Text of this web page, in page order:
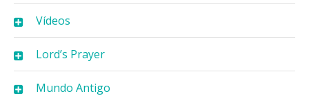
Vídeos
Lord’s Prayer
Mundo Antigo